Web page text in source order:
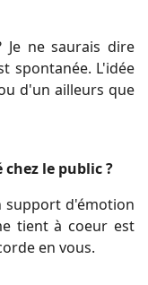
ne saurais dire
spontanée. L'idée
d'un ailleurs que
le public ?
support d'émotion
tient à coeur est
en vous.